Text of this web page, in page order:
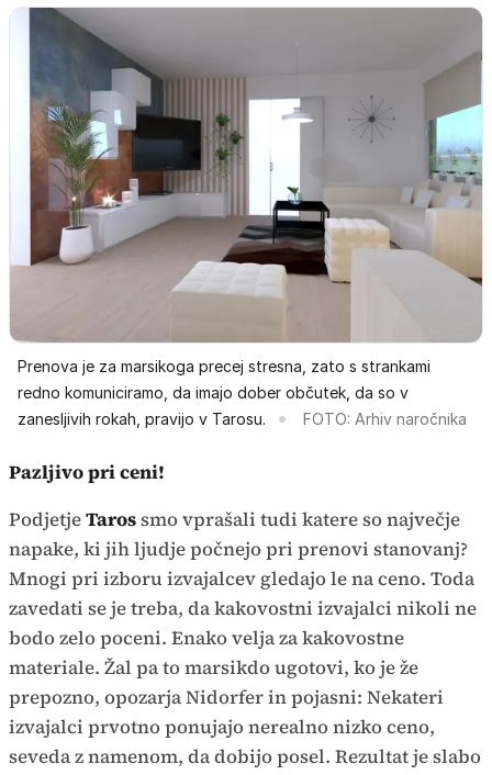
Prenova je za marsikoga precej stresna, zato s strankami
redno komuniciramo, da imajo dober občutek, da so v
zanesljivih rokah, pravijo v Tarosu.
FOTO: Arhiv naročnika
Pazljivo pri ceni!
PodjetjeTarossmo vprašali tudi katere so največje
napake, ki jih ljudje počnejo pri prenovi stanovanj?
Mnogi pri izboru izvajalcev gledajo le na ceno. Toda
zavedati se je treba, da kakovostni izvajalci nikoli ne
bodo zelo poceni. Enako velja za kakovostne
materiale. Žal pa to marsikdo ugotovi, ko je že
prepozno, opozarja Nidorfer in pojasni: Nekateri
izvajalci prvotno ponujajo nerealno nizko ceno,
seveda z namenom, da dobijo posel. Rezultat je slabo